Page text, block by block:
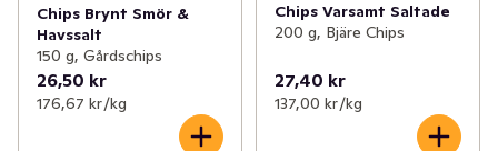
Chips Brynt Smör &
Havssalt
150 g, Gårdschips
26,50 kr
176,67 kr /kg
Chips Varsamt Saltade
200 g, Bjäre Chips
27,40 kr
137,00 kr /kg